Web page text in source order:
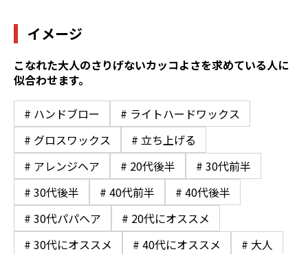
イメージ
こなれた大人のさりげないカッコよさを求めている人に
似合わせます。
# ハンドブロー
# ライトハードワックス
# グロスワックス
# 立ち上げる
# アレンジヘア
# 20代後半
# 30代前半
# 30代後半
# 40代前半
# 40代後半
# 30代パパヘア
# 20代にオススメ
# 30代にオススメ
# 40代にオススメ
# 大人